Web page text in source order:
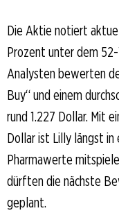
Die Aktie notiert
Prozent unter dem
Analysten bewerten
Buy“ und einem
rund 1.227 Dollar. Mit
Dollar ist Lilly längst in
Pharmawerte
dürften die nächste
geplant.